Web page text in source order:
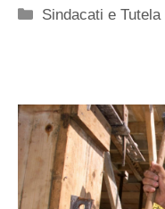
Categorie
Sindacati e Tutela